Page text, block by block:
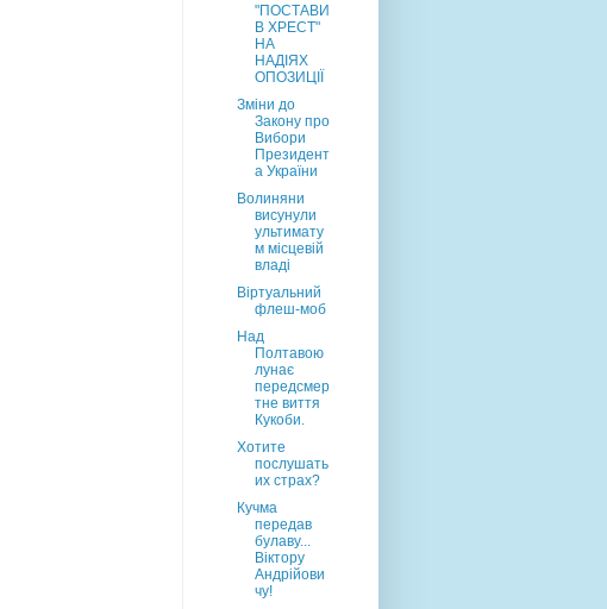
"ПОСТАВИ
В ХРЕСТ"
НА
НАДІЯХ
ОПОЗИЦІЇ
Зміни до
Закону про
Вибори
Президент
а України
Волиняни
висунули
ультимату
м місцевій
владі
Віртуальний
флеш-моб
Над
Полтавою
лунає
передсмер
тне виття
Кукоби.
Хотите
послушать
их страх?
Кучма
передав
булаву...
Віктору
Андрійови
чу!